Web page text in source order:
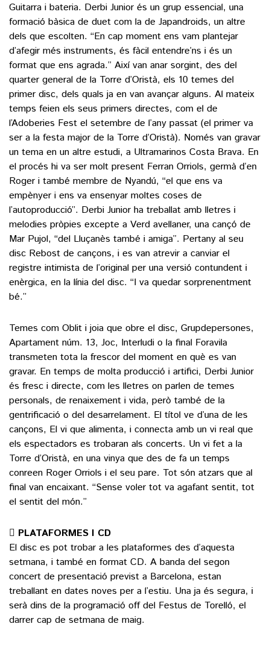
Guitarra i bateria. Derbi Junior és un grup essencial, una
formació bàsica de duet com la de Japandroids, un altre
dels que escolten. “En cap moment ens vam plantejar
d’afegir més instruments, és fàcil entendre’ns i és un
format que ens agrada.” Així van anar sorgint, des del
quarter general de la Torre d’Oristà, els 10 temes del
primer disc, dels quals ja en van avançar alguns. Al mateix
temps feien els seus primers directes, com el de
l’Adoberies Fest el setembre de l’any passat (el primer va
ser a la festa major de la Torre d’Oristà). Només van gravar
un tema en un altre estudi, a Ultramarinos Costa Brava. En
el procés hi va ser molt present Ferran Orriols, germà d’en
Roger i també membre de Nyandú, “el que ens va
empènyer i ens va ensenyar moltes coses de
l’autoproducció”. Derbi Junior ha treballat amb lletres i
melodies pròpies excepte a Verd avellaner, una cançó de
Mar Pujol, “del Lluçanès també i amiga”. Pertany al seu
disc Rebost de cançons, i es van atrevir a canviar el
registre intimista de l’original per una versió contundent i
enèrgica, en la línia del disc. “I va quedar sorprenentment
bé.”
Temes com Oblit i joia que obre el disc, Grupdepersones,
Apartament núm. 13, Joc, Interludi o la final Foravila
transmeten tota la frescor del moment en què es van
gravar. En temps de molta producció i artifici, Derbi Junior
és fresc i directe, com les lletres on parlen de temes
personals, de renaixement i vida, però també de la
gentrificació o del desarrelament. El títol ve d’una de les
cançons, El vi que alimenta, i connecta amb un vi real que
els espectadors es trobaran als concerts. Un vi fet a la
Torre d’Oristà, en una vinya que des de fa un temps
conreen Roger Orriols i el seu pare. Tot són atzars que al
final van encaixant. “Sense voler tot va agafant sentit, tot
el sentit del món.”
 PLATAFORMES I CD
El disc es pot trobar a les plataformes des d’aquesta
setmana, i també en format CD. A banda del segon
concert de presentació previst a Barcelona, estan
treballant en dates noves per a l’estiu. Una ja és segura, i
serà dins de la programació off del Festus de Torelló, el
darrer cap de setmana de maig.